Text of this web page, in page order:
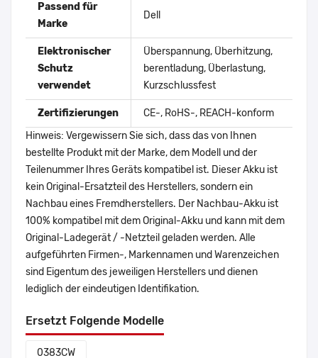
Passend für
Marke
Dell
Elektronischer
Schutz
verwendet
Überspannung, Überhitzung,
berentladung, Überlastung,
Kurzschlussfest
Zertifizierungen
CE-, RoHS-, REACH-konform
Hinweis: Vergewissern Sie sich, dass das von Ihnen
bestellte Produkt mit der Marke, dem Modell und der
Teilenummer Ihres Geräts kompatibel ist. Dieser Akku ist
kein Original-Ersatzteil des Herstellers, sondern ein
Nachbau eines Fremdherstellers. Der Nachbau-Akku ist
100% kompatibel mit dem Original-Akku und kann mit dem
Original-Ladegerät / -Netzteil geladen werden. Alle
aufgeführten Firmen-, Markennamen und Warenzeichen
sind Eigentum des jeweiligen Herstellers und dienen
lediglich der eindeutigen Identifikation.
Ersetzt Folgende Modelle
0383CW